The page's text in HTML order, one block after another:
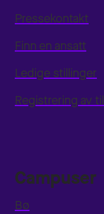
Pressekontakt
Finn en ansatt
Ledige stillinger
Registrering av
Campuser
Bø